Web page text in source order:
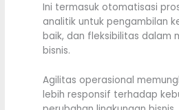
Ini termasuk otomatisasi
analitik untuk pengambilan
baik, dan fleksibilitas dalam
bisnis.
Agilitas operasional
lebih responsif terhadap